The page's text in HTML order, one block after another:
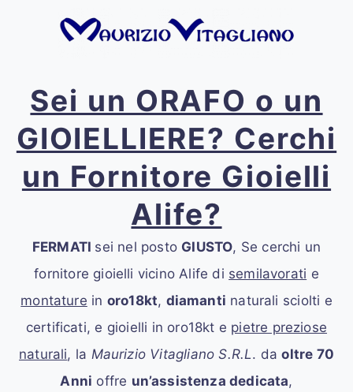
Sei un ORAFO o un
GIOIELLIERE? Cerchi
un Fornitore Gioielli
Alife?
FERMATI sei nel posto GIUSTO, Se cerchi un
fornitore gioielli vicino Alife di semilavorati e
montature in oro18kt, diamanti naturali sciolti e
certificati, e gioielli in oro18kt e pietre preziose
naturali, la Maurizio Vitagliano S.R.L. daoltre 70
Anni offre un’assistenza dedicata,